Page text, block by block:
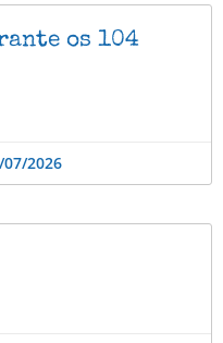
os 104
07/2026